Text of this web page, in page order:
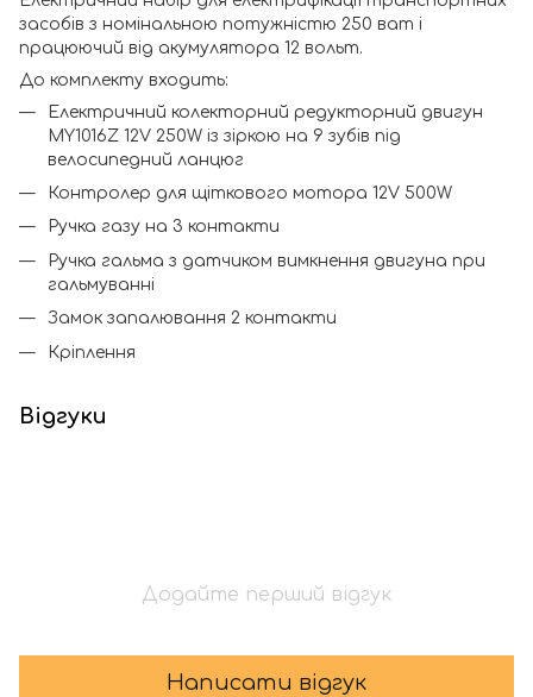
засобів з номінальною потужністю 250 ват і
працюючий від акумулятора 12 вольт.
До комплекту входить:
Електричний колекторний редукторний двигун
MY1016Z 12V 250W із зіркою на 9 зубів під
велосипедний ланцюг
Контролер для щіткового мотора 12V 500W
Ручка газу на 3 контакти
Ручка гальма з датчиком вимкнення двигуна при
гальмуванні
Замок запалювання 2 контакти
Кріплення
Відгуки
Додайте перший відгук
Написати відгук